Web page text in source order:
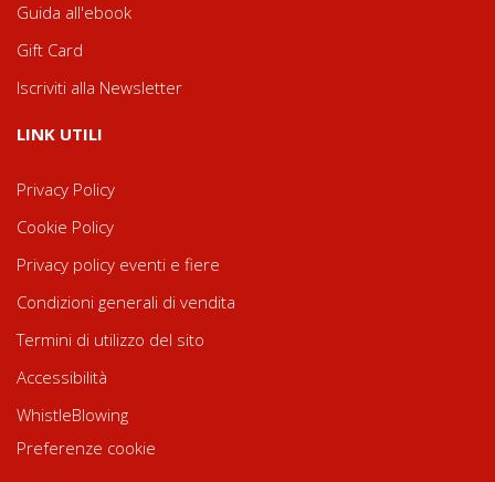
Guida all'ebook
Gift Card
Iscriviti alla Newsletter
LINK UTILI
Privacy Policy
Cookie Policy
Privacy policy eventi e fiere
Condizioni generali di vendita
Termini di utilizzo del sito
Accessibilità
WhistleBlowing
Preferenze cookie